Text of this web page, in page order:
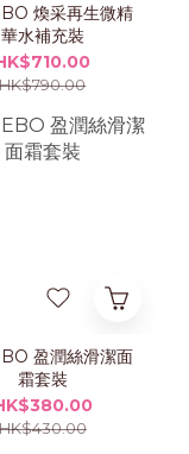
煥采再生微精
華水補充裝
HK$790.00
盈潤絲滑潔面
霜套裝